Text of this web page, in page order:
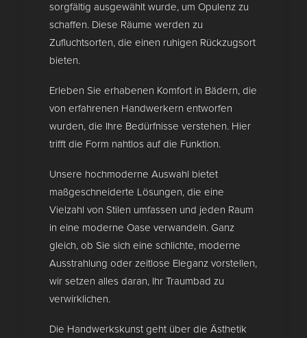
sorgfältig ausgewählt wurde, um Opulenz zu
schaffen. Diese Räume werden zu
Zufluchtsorten, die einen ruhigen Rückzugsort
bieten.
Erleben Sie erhabenen Komfort in Bädern, die
von erfahrenen Handwerkern entworfen
wurden, die Ihre Bedürfnisse verstehen. Hier
trifft die Form nahtlos auf die Funktion.
Unsere hochmoderne Auswahl bietet
maßgeschneiderte Lösungen, die eine
Vielzahl von Stilen umfassen und jeden Raum
in eine moderne Oase verwandeln. Ganz
gleich, ob Sie sich eine schlichte, moderne
Ausstrahlung oder zeitlose Eleganz vorstellen,
wir setzen alles daran, Ihr Traumbad zu
verwirklichen.
Die Handwerkskunst geht über die Ästhetik